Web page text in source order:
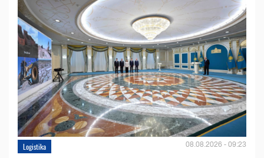
Logistika 08.08.2026 - 09:23